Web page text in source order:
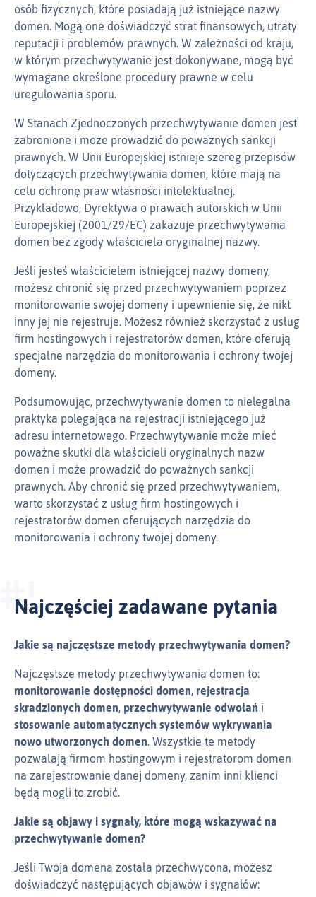
osób fizycznych, które posiadają już istniejące nazwy
domen. Mogą one doświadczyć strat finansowych, utraty
reputacji i problemów prawnych. W zależności od kraju,
w którym przechwytywanie jest dokonywane, mogą być
wymagane określone procedury prawne w celu
uregulowania sporu.
W Stanach Zjednoczonych przechwytywanie domen jest
zabronione i może prowadzić do poważnych sankcji
prawnych. W Unii Europejskiej istnieje szereg przepisów
dotyczących przechwytywania domen, które mają na
celu ochronę praw własności intelektualnej.
Przykładowo, Dyrektywa o prawach autorskich w Unii
Europejskiej (2001/29/EC) zakazuje przechwytywania
domen bez zgody właściciela oryginalnej nazwy.
Jeśli jesteś właścicielem istniejącej nazwy domeny,
możesz chronić się przed przechwytywaniem poprzez
monitorowanie swojej domeny i upewnienie się, że nikt
inny jej nie rejestruje. Możesz również skorzystać z usług
firm hostingowych i rejestratorów domen, które oferują
specjalne narzędzia do monitorowania i ochrony twojej
domeny.
Podsumowując, przechwytywanie domen to nielegalna
praktyka polegająca na rejestracji istniejącego już
adresu internetowego. Przechwytywanie może mieć
poważne skutki dla właścicieli oryginalnych nazw
domen i może prowadzić do poważnych sankcji
prawnych. Aby chronić się przed przechwytywaniem,
warto skorzystać z usług firm hostingowych i
rejestratorów domen oferujących narzędzia do
monitorowania i ochrony twojej domeny.
Najczęściej zadawane pytania
Jakie są najczęstsze metody przechwytywania domen?
Najczęstsze metody przechwytywania domen to:
monitorowanie dostępności domen, rejestracja
skradzionych domen, przechwytywanie odwołań i
stosowanie automatycznych systemów wykrywania
nowo utworzonych domen. Wszystkie te metody
pozwalają firmom hostingowym i rejestratorom domen
na zarejestrowanie danej domeny, zanim inni klienci
będą mogli to zrobić.
Jakie są objawy i sygnały, które mogą wskazywać na
przechwytywanie domen?
Jeśli Twoja domena została przechwycona, możesz
doświadczyć następujących objawów i sygnałów: